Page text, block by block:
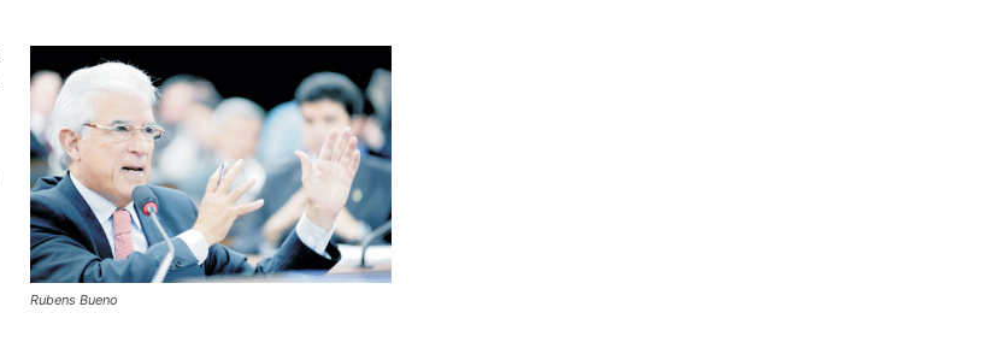
Rubens Bueno